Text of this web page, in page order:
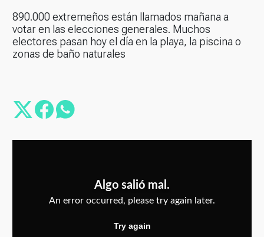
890.000 extremeños están llamados mañana a
votar en las elecciones generales. Muchos
electores pasan hoy el día en la playa, la piscina o
zonas de baño naturales